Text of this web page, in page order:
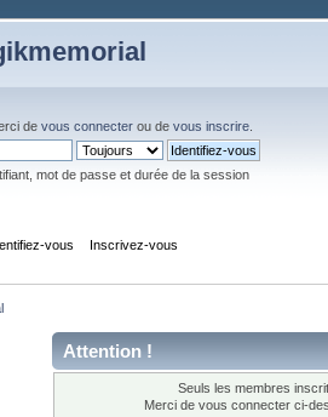
de vous connecter ou de vous inscrire
mot de passe et durée de la session
vous Inscrivez-vous
Attention !
Seuls les membres
Merci de vous connecter ci-